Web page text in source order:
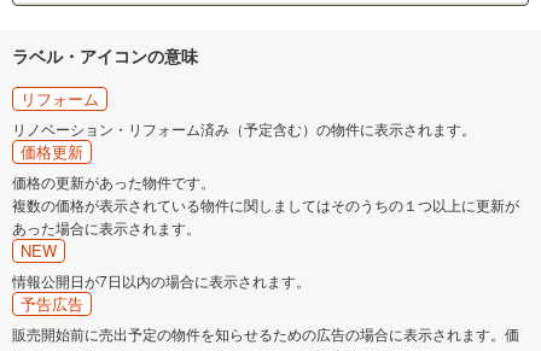
ラベル・アイコンの意味
リフォーム
リノベーション・リフォーム済み（予定含む）の物件に表示されます。
価格更新
価格の更新があった物件です。
複数の価格が表示されている物件に関しましてはそのうちの１つ以上に更新が
あった場合に表示されます。
NEW
情報公開日が7日以内の場合に表示されます。
予告広告
販売開始前に売出予定の物件を知らせるための広告の場合に表示されます。価